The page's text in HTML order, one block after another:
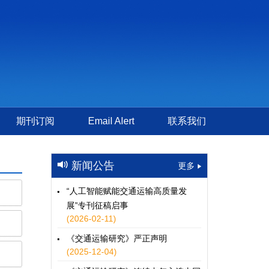
期刊订阅 Email Alert 联系我们
新闻公告 更多
“人工智能赋能交通运输高质量发
展”专刊征稿启事
(2026-02-11)
《交通运输研究》严正声明
(2025-12-04)